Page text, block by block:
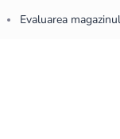
Evaluarea